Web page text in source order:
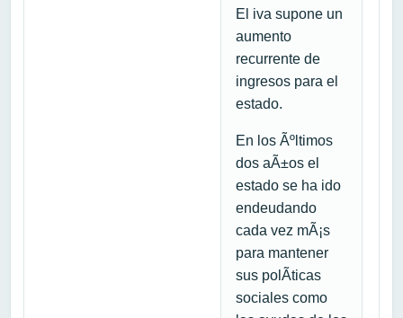
El iva supone un
aumento
recurrente de
ingresos para el
estado.
En los Ãºltimos
dos aÃ±os el
estado se ha ido
endeudando
cada vez mÃ¡s
para mantener
sus polÃ­ticas
sociales como